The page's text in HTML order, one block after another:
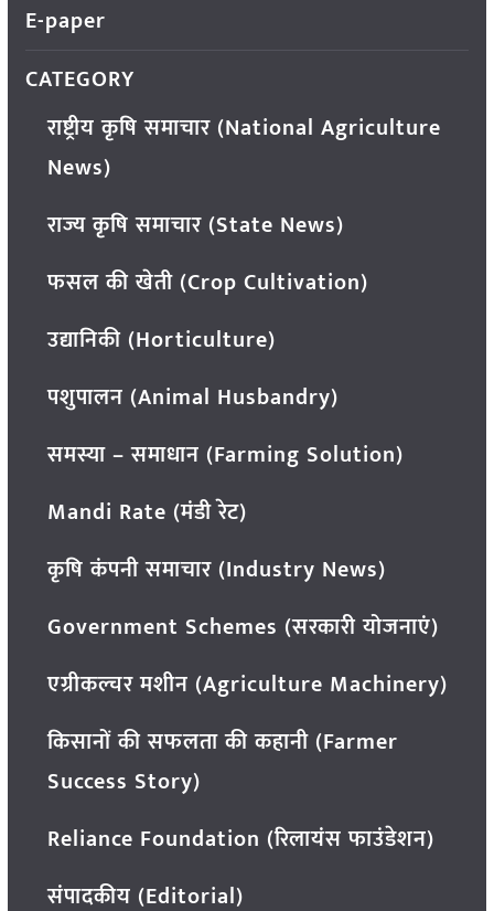
E-paper
CATEGORY
राष्ट्रीय कृषि समाचार (National Agriculture
News)
राज्य कृषि समाचार (State News)
फसल की खेती (Crop Cultivation)
उद्यानिकी (Horticulture)
पशुपालन (Animal Husbandry)
समस्या – समाधान (Farming Solution)
Mandi Rate (मंडी रेट)
कृषि कंपनी समाचार (Industry News)
Government Schemes (सरकारी योजनाएं)
एग्रीकल्चर मशीन (Agriculture Machinery)
किसानों की सफलता की कहानी (Farmer
Success Story)
Reliance Foundation (रिलायंस फाउंडेशन)
संपादकीय (Editorial)